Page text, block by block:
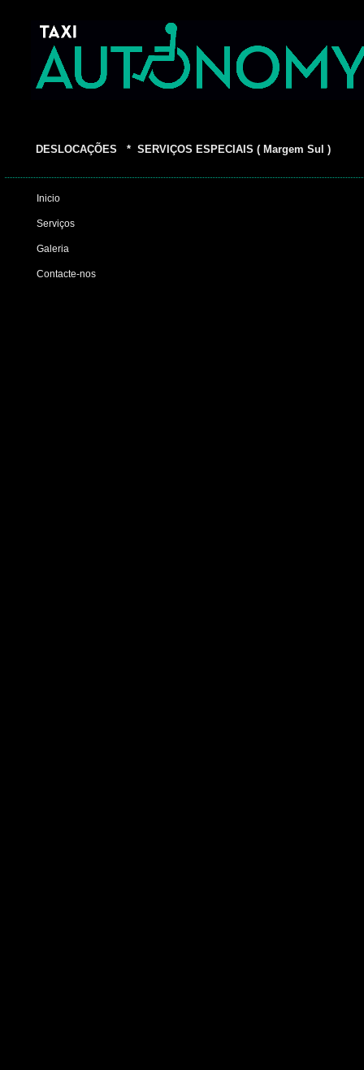
DESLOCAÇÕES * SERVIÇOS ESPECIAIS ( Margem Sul )
Inicio
Serviços
Contacte-nos
Galeria